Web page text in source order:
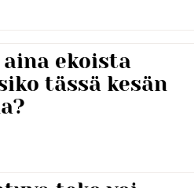
ekoista
tässä kesän